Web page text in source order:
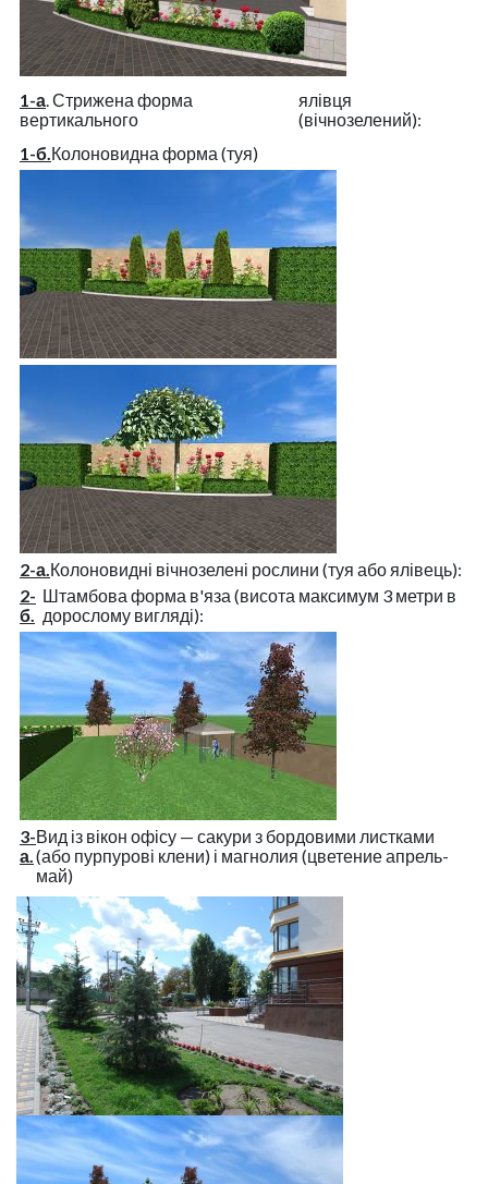
1-а . Стрижена форма
вертикального
ялівця
(вічнозелений):
1-б. Колоновидна форма (туя)
2-а. Колоновидні вічнозелені рослини (туя або ялівець):
2-
б.
Штамбова форма в'яза (висота максимум 3 метри в
дорослому вигляді):
3-
а.
Вид із вікон офісу — сакури з бордовими листками
(або пурпурові клени) і магнолия (цветение апрель-
май)